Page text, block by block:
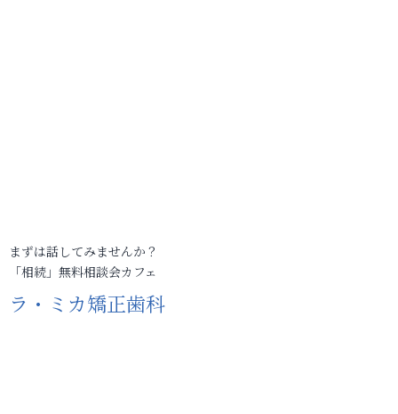
まずは話してみませんか？
「相続」無料相談会カフェ
ラ・ミカ矯正歯科